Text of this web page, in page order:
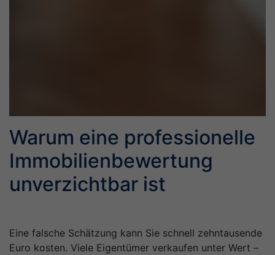
Warum eine professionelle
Immobilienbewertung
unverzichtbar ist
Eine falsche Schätzung kann Sie schnell zehntausende
Euro kosten. Viele Eigentümer verkaufen unter Wert –